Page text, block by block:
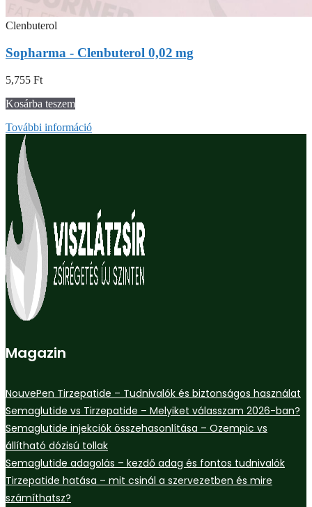
Clenbuterol
Sopharma - Clenbuterol 0,02 mg
5,755 Ft
Kosárba teszem
További információ
Magazin
NouvePen Tirzepatide – Tudnivalók és biztonságos használat
Semaglutide vs Tirzepatide – Melyiket válasszam 2026-ban?
Semaglutide injekciók összehasonlítása – Ozempic vs
állítható dózisú tollak
Semaglutide adagolás – kezdő adag és fontos tudnivalók
Tirzepatide hatása – mit csinál a szervezetben és mire
számíthatsz?